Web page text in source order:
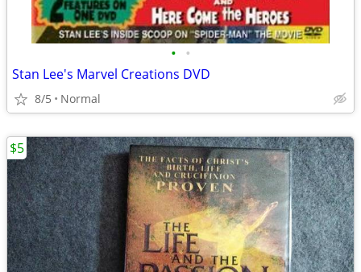
• •
Stan Lee's Marvel Creations DVD
8/5 Normal
$5